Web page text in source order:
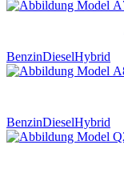
BenzinDieselHybrid
BenzinDieselHybrid